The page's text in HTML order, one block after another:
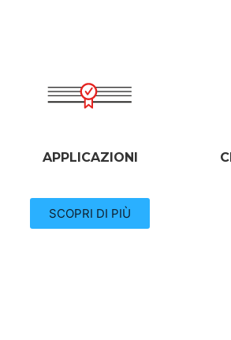
APPLICAZIONI
SCOPRI DI PIÙ